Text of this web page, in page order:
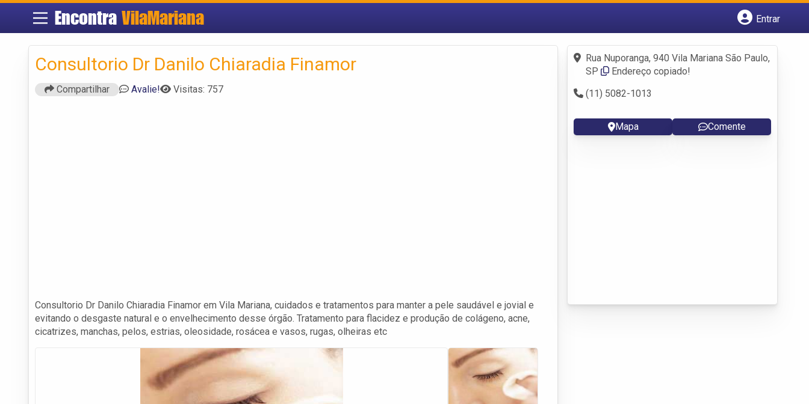
Encontra VilaMariana
Entrar
Fazer login
Criar conta
Consultorio Dr Danilo Chiaradia Finamor
Compartilhar Avalie! Visitas: 757
Consultorio Dr Danilo Chiaradia Finamor em Vila Mariana, cuidados e tratamentos para manter a pele saudável e jovial e
evitando o desgaste natural e o envelhecimento desse órgão. Tratamento para flacidez e produção de colágeno, acne,
cicatrizes, manchas, pelos, estrias, oleosidade, rosácea e vasos, rugas, olheiras etc
Rua Nuporanga, 940 Vila Mariana São Paulo,
SP
Endereço copiado!
(11) 5082-1013
Mapa Comente